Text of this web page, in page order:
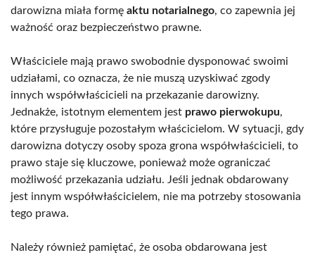
darowizna miała formę aktu notarialnego, co zapewnia jej
ważność oraz bezpieczeństwo prawne.
Właściciele mają prawo swobodnie dysponować swoimi
udziałami, co oznacza, że nie muszą uzyskiwać zgody
innych współwłaścicieli na przekazanie darowizny.
Jednakże, istotnym elementem jest prawo pierwokupu,
które przysługuje pozostałym właścicielom. W sytuacji, gdy
darowizna dotyczy osoby spoza grona współwłaścicieli, to
prawo staje się kluczowe, ponieważ może ograniczać
możliwość przekazania udziału. Jeśli jednak obdarowany
jest innym współwłaścicielem, nie ma potrzeby stosowania
tego prawa.
Należy również pamiętać, że osoba obdarowana jest